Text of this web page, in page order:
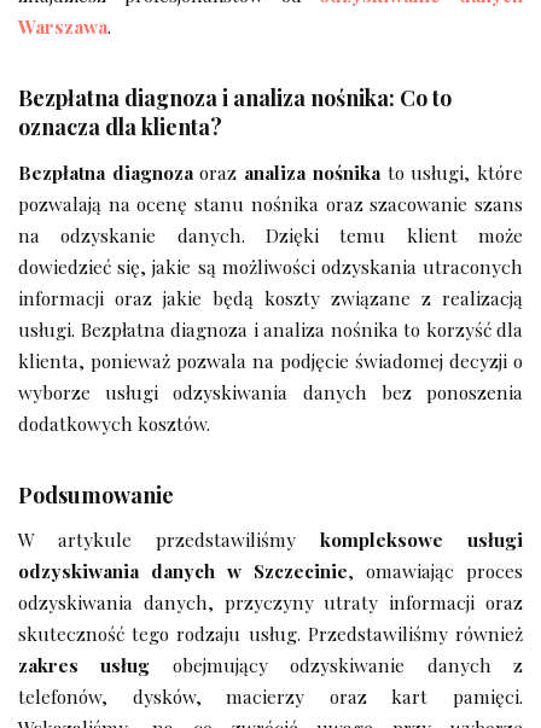
Warszawa.
Bezpłatna diagnoza i analiza nośnika: Co to
oznacza dla klienta?
Bezpłatna diagnozaoraz analiza nośnikato usługi, które
pozwalają na ocenę stanu nośnika oraz szacowanie szans
na odzyskanie danych. Dzięki temu klient może
dowiedzieć się, jakie są możliwości odzyskania utraconych
informacji oraz jakie będą koszty związane z realizacją
usługi. Bezpłatna diagnoza i analiza nośnika to korzyść dla
klienta, ponieważ pozwala na podjęcie świadomej decyzji o
wyborze usługi odzyskiwania danych bez ponoszenia
dodatkowych kosztów.
Podsumowanie
W artykule przedstawiliśmy kompleksowe usługi
odzyskiwania danych w Szczecinie, omawiając proces
odzyskiwania danych, przyczyny utraty informacji oraz
skuteczność tego rodzaju usług. Przedstawiliśmy również
zakres usług obejmujący odzyskiwanie danych z
telefonów, dysków, macierzy oraz kart pamięci.